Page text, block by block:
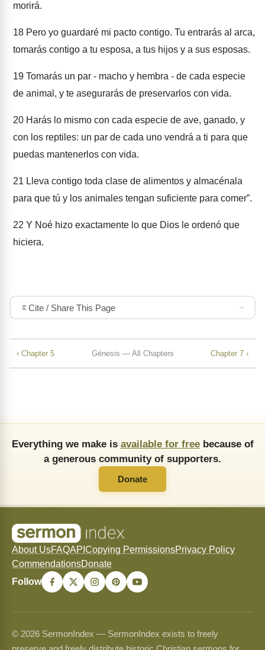
morirá.
18 Pero yo guardaré mi pacto contigo. Tu entrarás al arca,
tomarás contigo a tu esposa, a tus hijos y a sus esposas.
19 Tomarás un par - macho y hembra - de cada especie
de animal, y te asegurarás de preservarlos con vida.
20 Harás lo mismo con cada especie de ave, ganado, y
con los reptiles: un par de cada uno vendrá a ti para que
puedas mantenerlos con vida.
21 Lleva contigo toda clase de alimentos y almacénala
para que tú y los animales tengan suficiente para comer”.
22 Y Noé hizo exactamente lo que Dios le ordenó que
hiciera.
Cite / Share This Page
‹ Chapter 5 Génesis — All Chapters Chapter 7 ›
Everything we make is available for freebecause of
a generous community of supporters.
Donate
About UsFAQAPI Copying PermissionsPrivacy Policy
CommendationsDonate
Follow
© 2026 SermonIndex — SermonIndex exists to freely